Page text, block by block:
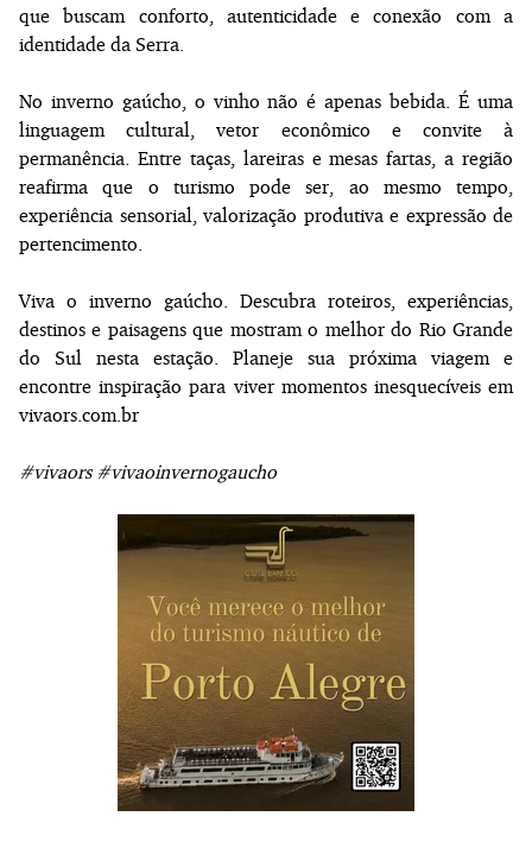
que buscam conforto, autenticidade e conexão com a
identidade da Serra.
No inverno gaúcho, o vinho não é apenas bebida. É uma
linguagem cultural, vetor econômico e convite à
permanência. Entre taças, lareiras e mesas fartas, a região
reafirma que o turismo pode ser, ao mesmo tempo,
experiência sensorial, valorização produtiva e expressão de
pertencimento.
Viva o inverno gaúcho. Descubra roteiros, experiências,
destinos e paisagens que mostram o melhor do Rio Grande
do Sul nesta estação. Planeje sua próxima viagem e
encontre inspiração para viver momentos inesquecíveis em
vivaors.com.br
#vivaors #vivaoinvernogaucho